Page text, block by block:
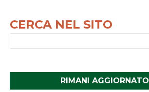
CERCA NEL SITO
RIMANI AGGIORNATO